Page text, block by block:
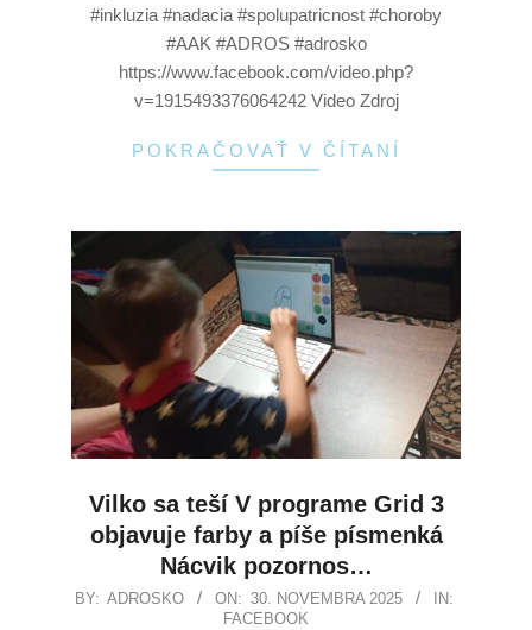
#inkluzia #nadacia #spolupatricnost #choroby
#AAK #ADROS #adrosko
https://www.facebook.com/video.php?
v=1915493376064242 Video Zdroj
POKRAČOVAŤ V ČÍTANÍ
Vilko sa teší V programe Grid 3
objavuje farby a píše písmenká
Nácvik pozornos…
BY: ADROSKO ON: 30. NOVEMBRA 2025
IN:
FACEBOOK